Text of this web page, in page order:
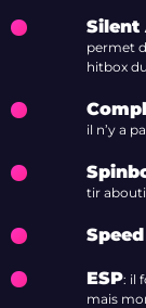
Silent
permet
hitbox
il n’y a
tir
ESP: il
mais